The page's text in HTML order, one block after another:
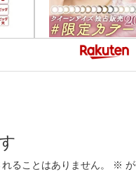
ることはありません。 ※